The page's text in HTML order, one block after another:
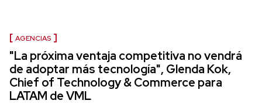
AGENCIAS
"La próxima ventaja competitiva no vendrá
de adoptar más tecnología", Glenda Kok,
Chief of Technology & Commerce para
LATAM de VML